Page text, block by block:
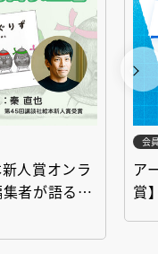
人賞オンラ
者が語る
会
ア
賞